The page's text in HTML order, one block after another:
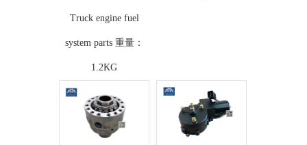
Truck engine fuel
system parts 重量：
1.2KG